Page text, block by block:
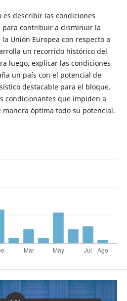
es describir las condiciones
para contribuir a disminuir la
Unión Europea con respecto a
un recorrido histórico del
luego, explicar las condiciones
un país con el potencial de
destacable para el bloque.
condicionantes que impiden a
manera óptima todo su potencial.